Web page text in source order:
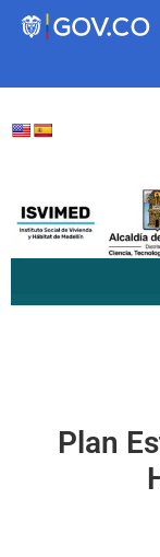
Transparencia
Participa
Servicios
Vivienda
Plan